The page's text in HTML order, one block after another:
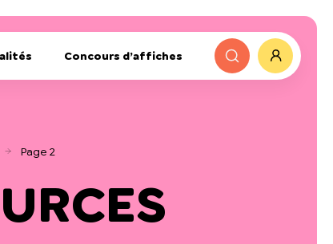
Concours d’affiches
Page 2